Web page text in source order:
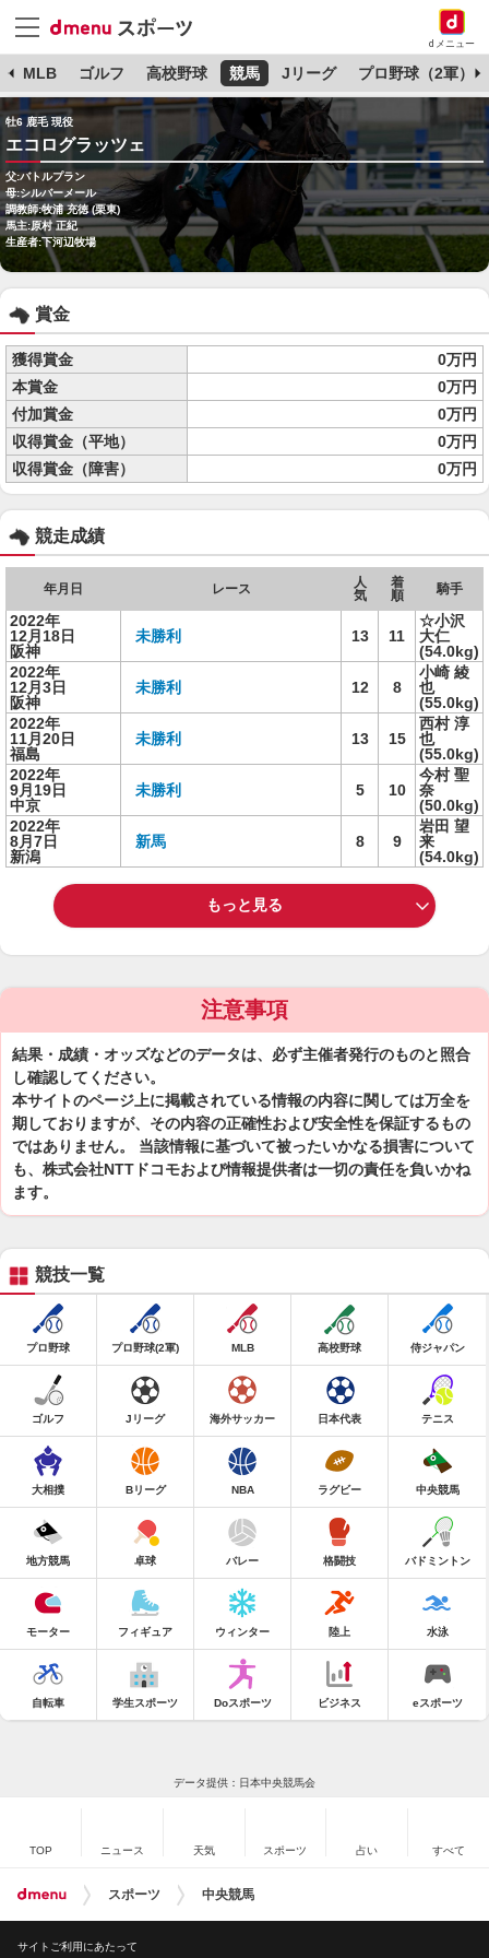
dメニュー
MLB ゴルフ 高校野球 競馬 Jリーグ プロ野球（2軍）
牡6 鹿毛 現役
エコログラッツェ
父:バトルプラン
母:シルバーメール
調教師:牧浦 充徳 (栗東)
馬主:原村 正紀
生産者:下河辺牧場
賞金
獲得賞金
0万円
本賞金
0万円
付加賞金
0万円
収得賞金（平地）
0万円
収得賞金（障害）
0万円
競走成績
年月日 レース
人
気
着
順
騎手
2022年
12月18日
阪神
未勝利 13 11
☆小沢
大仁
(54.0kg)
2022年
12月3日
阪神
未勝利 12 8
小崎 綾
也
(55.0kg)
2022年
11月20日
福島
未勝利 13 15
西村 淳
也
(55.0kg)
2022年
9月19日
中京
未勝利 5 10
今村 聖
奈
(50.0kg)
2022年
8月7日
新潟
新馬 8 9
岩田 望
来
(54.0kg)
もっと見る
注意事項
結果・成績・オッズなどのデータは、必ず主催者発行のものと照合
し確認してください。
本サイトのページ上に掲載されている情報の内容に関しては万全を
期しておりますが、その内容の正確性および安全性を保証するもの
ではありません。 当該情報に基づいて被ったいかなる損害について
も、株式会社NTTドコモおよび情報提供者は一切の責任を負いかね
ます。
競技一覧
プロ野球 プロ野球(2軍) MLB 高校野球 侍ジャパン
ゴルフ Jリーグ 海外サッカー 日本代表 テニス
大相撲 Bリーグ NBA ラグビー 中央競馬
地方競馬 卓球 バレー 格闘技 バドミントン
モーター フィギュア ウィンター 陸上 水泳
自転車 学生スポーツ Doスポーツ ビジネス eスポーツ
データ提供：日本中央競馬会
TOP ニュース 天気 スポーツ 占い すべて
スポーツ 中央競馬
サイトご利用にあたって